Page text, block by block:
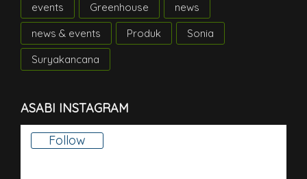
events Greenhouse
news
news & events
Produk
Sonia
Suryakancana
ASABI INSTAGRAM
Follow